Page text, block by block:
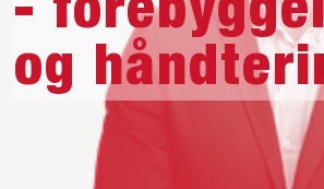
-
og